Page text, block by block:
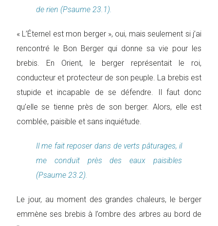
de rien (Psaume 23.1).
« L’Éternel est mon berger », oui, mais seulement si j’ai
rencontré le Bon Berger qui donne sa vie pour les
brebis. En Orient, le berger représentait le roi,
conducteur et protecteur de son peuple. La brebis est
stupide et incapable de se défendre. Il faut donc
qu’elle se tienne près de son berger. Alors, elle est
comblée, paisible et sans inquiétude.
Il me fait reposer dans de verts pâturages, il
me conduit près des eaux paisibles
(Psaume 23.2).
Le jour, au moment des grandes chaleurs, le berger
emmène ses brebis à l’ombre des arbres au bord de